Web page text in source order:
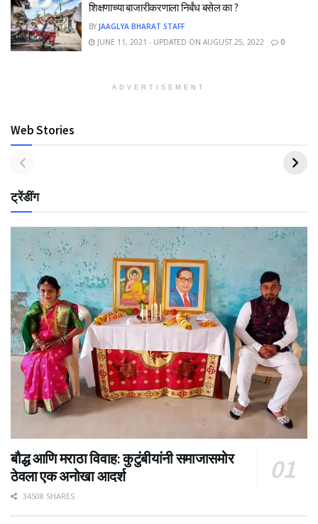
शिक्षणाच्या बाजारीकरणाला निर्बंध बसेल का ?
BY JAAGLYA BHARAT STAFF
JUNE 11, 2021 - UPDATED ON AUGUST 25, 2022
0
ADVERTISEMENT
Web Stories
ट्रेंडींग
बौद्ध आणि मराठा विवाह: कुटुंबीयांनी समाजासमोर
ठेवला एक अनोखा आदर्श
34508 SHARES